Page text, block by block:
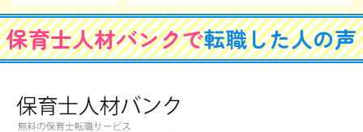
保育士人材バンクで転職した人の声